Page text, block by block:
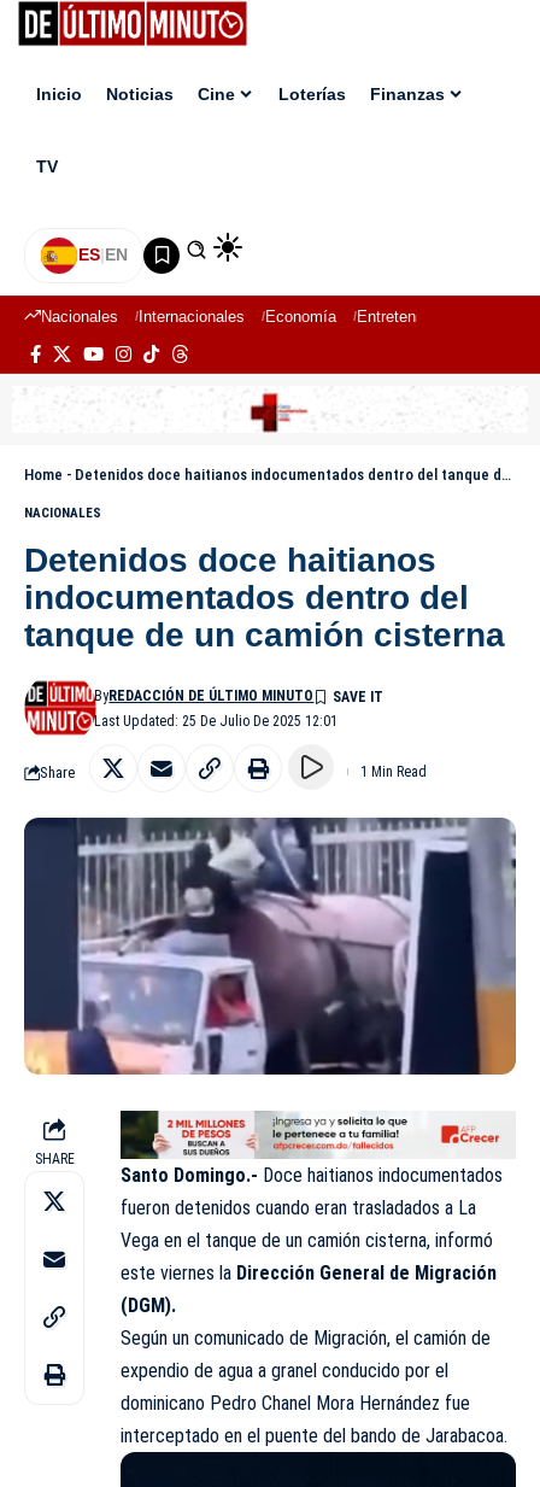
Inicio Noticias Cine Loterías Finanzas
TV
ES|EN
Nacionales Internacionales Economía Entretenimiento
Home - Detenidos doce haitianos indocumentados dentro del tanque de un camión cisterna
NACIONALES
Detenidos doce haitianos
indocumentados dentro del
tanque de un camión cisterna
Last Updated: 25 De Julio De 2025 12:01
ByREDACCIÓN DE ÚLTIMO MINUTO
Share 1 Min Read
SHARE
Santo Domingo.- Doce haitianos indocumentados
fueron detenidos cuando eran trasladados a La
Vega en el tanque de un camión cisterna, informó
este viernes la Dirección General de Migración
(DGM).
Según un comunicado de Migración, el camión de
expendio de agua a granel conducido por el
dominicano Pedro Chanel Mora Hernández fue
interceptado en el puente del bando de Jarabacoa.